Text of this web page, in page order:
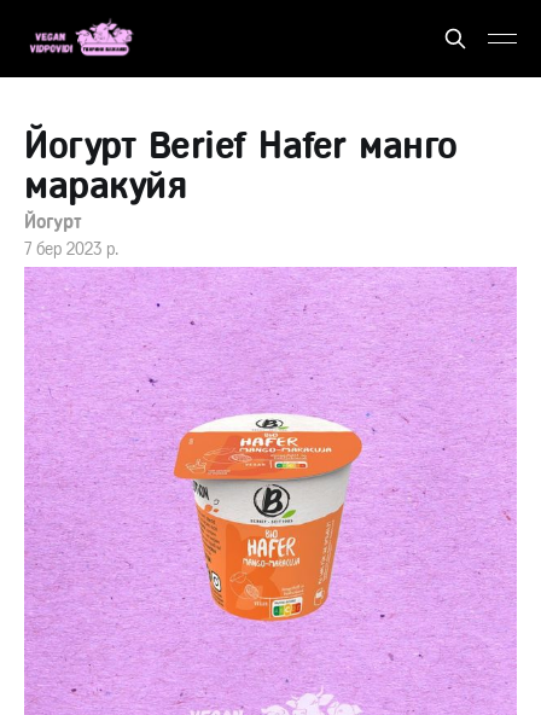
Йогурт Berief Hafer манго
маракуйя
Йогурт
7 бер 2023 р.